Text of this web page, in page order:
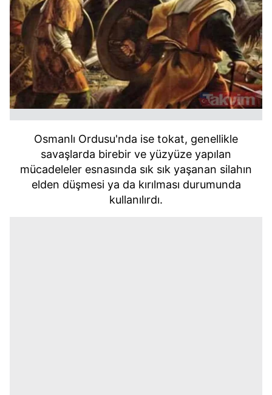
Osmanlı Ordusu'nda ise tokat, genellikle
savaşlarda birebir ve yüzyüze yapılan
mücadeleler esnasında sık sık yaşanan silahın
elden düşmesi ya da kırılması durumunda
kullanılırdı.